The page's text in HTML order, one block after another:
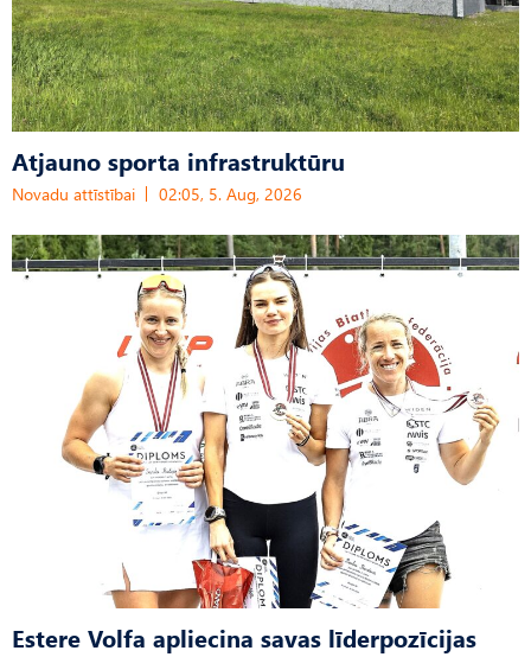
Atjauno sporta infrastruktūru
Novadu attīstībai 02:05, 5. Aug, 2026
Estere Volfa apliecina savas līderpozīcijas